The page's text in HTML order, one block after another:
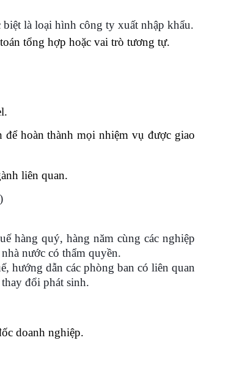
là loại hình công ty xuất nhập khẩu.
tổng hợp hoặc vai trò tương tự.
hoàn thành mọi nhiệm vụ được giao
liên quan.
hàng quý, hàng năm cùng các nghiệp
nước có thẩm quyền.
hướng dẫn các phòng ban có liên quan
đổi phát sinh.
doanh nghiệp.